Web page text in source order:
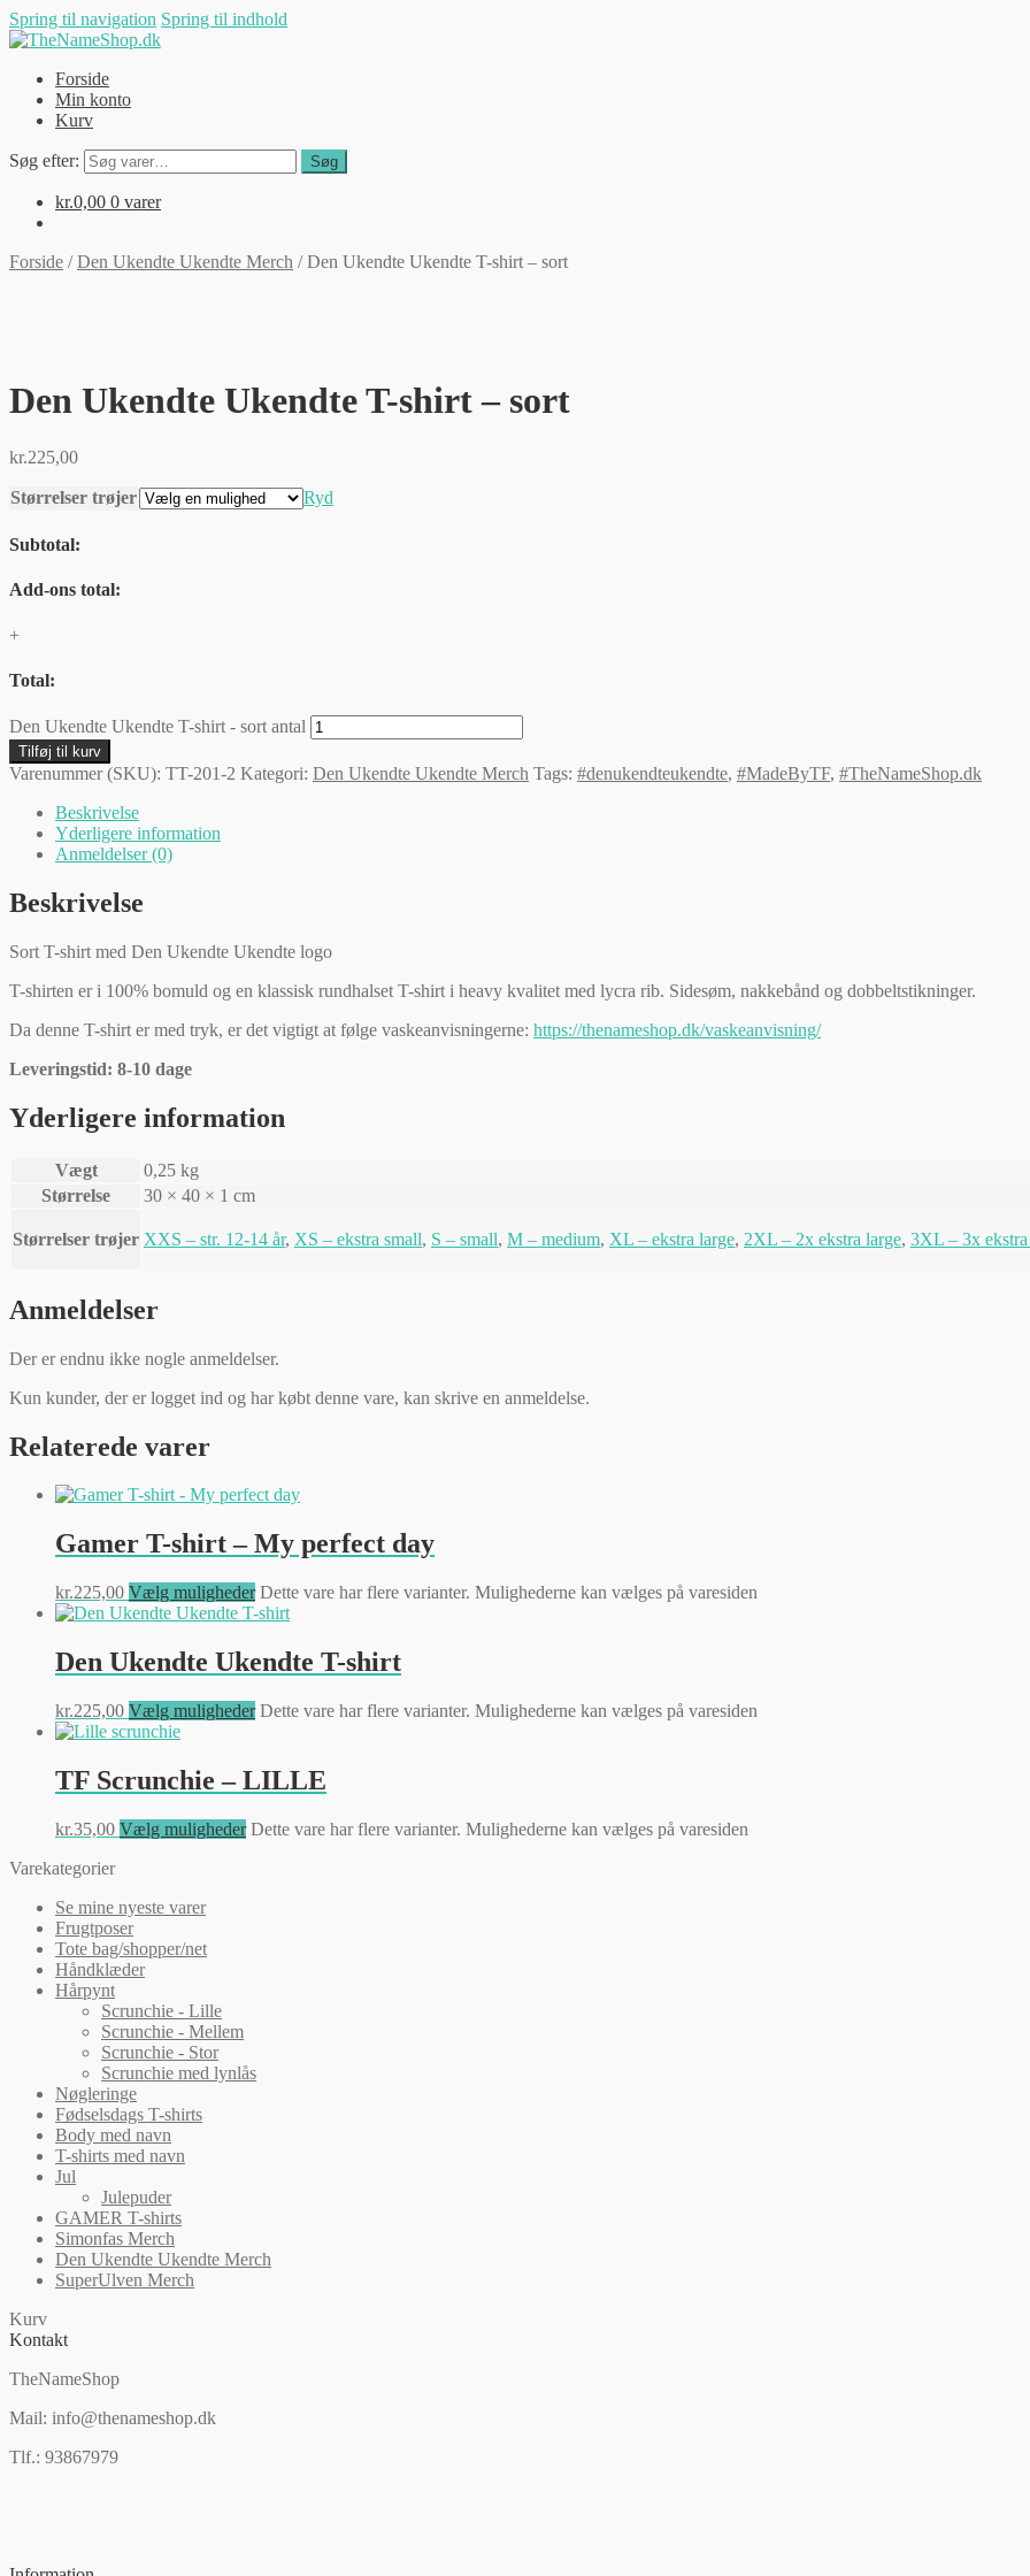
Spring til navigation Spring til indhold
Forside
Min konto
Kurv
Søg efter: Søg
kr.0,00 0 varer
Forside /Den Ukendte Ukendte Merch /Den Ukendte Ukendte T-shirt – sort
Den Ukendte Ukendte T-shirt – sort
kr.225,00
Størrelser trøjer Ryd
Subtotal:
Add-ons total:
+
Total:
Den Ukendte Ukendte T-shirt - sort antal
Tilføj til kurv
Varenummer (SKU): TT-201-2 Kategori: Den Ukendte Ukendte Merch Tags: #denukendteukendte, #MadeByTF, #TheNameShop.dk
Beskrivelse
Yderligere information
Anmeldelser (0)
Beskrivelse
Sort T-shirt med Den Ukendte Ukendte logo
T-shirten er i 100% bomuld og en klassisk rundhalset T-shirt i heavy kvalitet med lycra rib. Sidesøm, nakkebånd og dobbeltstikninger.
Da denne T-shirt er med tryk, er det vigtigt at følge vaskeanvisningerne: https://thenameshop.dk/vaskeanvisning/
Leveringstid: 8-10 dage
Yderligere information
Vægt
0,25 kg
Størrelse
30 × 40 × 1 cm
Størrelser trøjer XXS – str. 12-14 år, XS – ekstra small, S – small, M – medium, XL – ekstra large, 2XL – 2x ekstra large, 3XL – 3x
Anmeldelser
Der er endnu ikke nogle anmeldelser.
Kun kunder, der er logget ind og har købt denne vare, kan skrive en anmeldelse.
Relaterede varer
Gamer T-shirt – My perfect day
kr.225,00 Vælg muligheder Dette vare har flere varianter. Mulighederne kan vælges på varesiden
Den Ukendte Ukendte T-shirt
kr.225,00 Vælg muligheder Dette vare har flere varianter. Mulighederne kan vælges på varesiden
TF Scrunchie – LILLE
kr.35,00 Vælg muligheder Dette vare har flere varianter. Mulighederne kan vælges på varesiden
Varekategorier
Se mine nyeste varer
Frugtposer
Tote bag/shopper/net
Håndklæder
Hårpynt
Scrunchie - Lille
Scrunchie - Mellem
Scrunchie - Stor
Scrunchie med lynlås
Nøgleringe
Fødselsdags T-shirts
Body med navn
T-shirts med navn
Jul
Julepuder
GAMER T-shirts
Simonfas Merch
Den Ukendte Ukendte Merch
SuperUlven Merch
Kurv
Kontakt
TheNameShop
Mail: info@thenameshop.dk
Tlf.: 93867979